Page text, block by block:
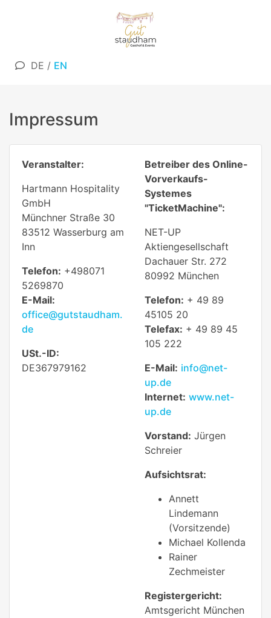
DE / EN
Impressum
Veranstalter:
Hartmann Hospitality
GmbH
Münchner Straße 30
83512 Wasserburg am
Inn
Telefon: +498071
5269870
E-Mail:
office@gutstaudham.
de
USt.-ID:
DE367979162
Betreiber des Online-
Vorverkaufs-
Systemes
"TicketMachine":
NET-UP
Aktiengesellschaft
Dachauer Str. 272
80992 München
Telefon: + 49 89
45105 20
Telefax: + 49 89 45
105 222
E-Mail: info@net-
up.de
Internet: www.net-
up.de
Vorstand: Jürgen
Schreier
Aufsichtsrat:
Annett
Lindemann
(Vorsitzende)
Michael Kollenda
Rainer
Zechmeister
Registergericht:
Amtsgericht München